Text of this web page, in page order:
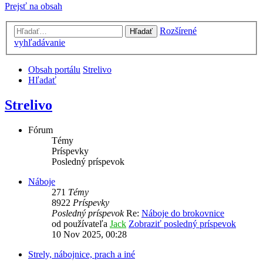
Prejsť na obsah
Hľadať
Rozšírené
vyhľadávanie
Obsah portálu Strelivo
Hľadať
Strelivo
Fórum
Témy
Príspevky
Posledný príspevok
Náboje
271 Témy
8922 Príspevky
Posledný príspevokRe: Náboje do brokovnice
od používateľa Jack Zobraziť posledný príspevok
10 Nov 2025, 00:28
Strely, nábojnice, prach a iné